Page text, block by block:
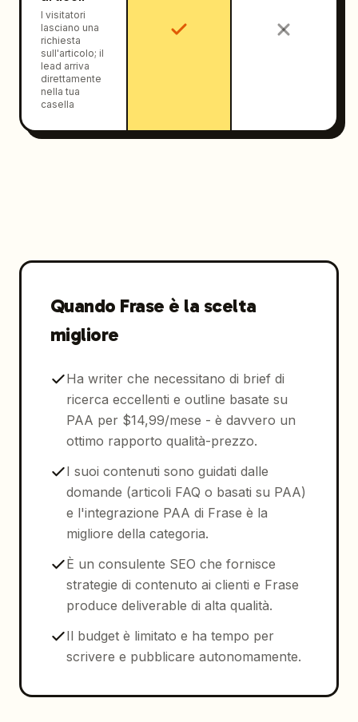
I visitatori
lasciano una
richiesta
sull'articolo; il
lead arriva
direttamente
nella tua
casella
Quando Frase è la scelta
migliore
Ha writer che necessitano di brief di
ricerca eccellenti e outline basate su
PAA per $14,99/mese - è davvero un
ottimo rapporto qualità-prezzo.
I suoi contenuti sono guidati dalle
domande (articoli FAQ o basati su PAA)
e l'integrazione PAA di Frase è la
migliore della categoria.
È un consulente SEO che fornisce
strategie di contenuto ai clienti e Frase
produce deliverable di alta qualità.
Il budget è limitato e ha tempo per
scrivere e pubblicare autonomamente.